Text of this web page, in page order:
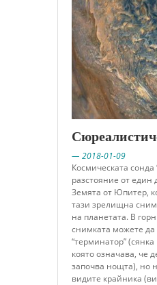
— 2018-01-09
Космическата сонда
разстояние от един
Земята от Юпитер,
тази зрелищна
на планетата. В
снимката можете да
“терминатор”
която означава, че
започва нощта), но
видите крайника